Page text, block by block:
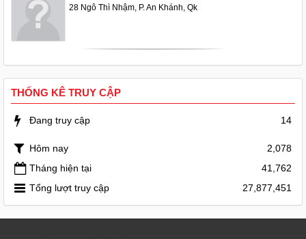
28 Ngô Thì Nhậm, P. An Khánh, Qk
THỐNG KÊ TRUY CẬP
Đang truy cập 14
Hôm nay
2,078
Tháng hiện tại
41,762
Tổng lượt truy cập
27,877,451